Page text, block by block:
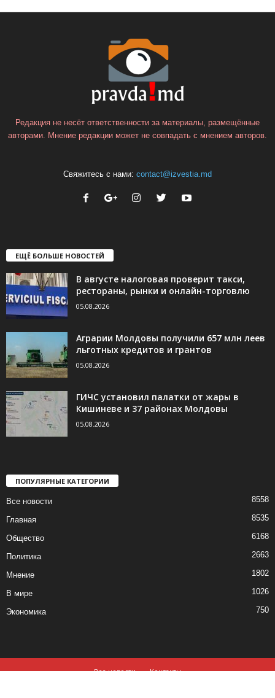
Редакция не несёт ответственности за материалы, размещённые
авторами. Мнение редакции может не совпадать с мнением авторов.
Свяжитесь с нами: contact@izvestia.md
ЕЩЁ БОЛЬШЕ НОВОСТЕЙ
В августе налоговая проверит такси,
рестораны, рынки и онлайн-торговлю
05.08.2026
Аграрии Молдовы получили 657 млн леев
льготных кредитов и грантов
05.08.2026
ГИЧС установил палатки от жары в
Кишиневе и 37 районах Молдовы
05.08.2026
ПОПУЛЯРНЫЕ КАТЕГОРИИ
Все новости 8558
Главная 8535
Общество 6168
Политика 2663
Мнение 1802
В мире 1026
Экономика 750
Все новости
Контакты